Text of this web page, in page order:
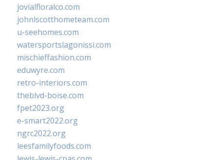
jovialfloralco.com
johnlscotthometeam.com
u-seehomes.com
watersportslagonissi.com
mischieffashion.com
eduwyre.com
retro-interiors.com
theblvd-boise.com
fpet2023.org
e-smart2022.org
ngrc2022.org
leesfamilyfoods.com